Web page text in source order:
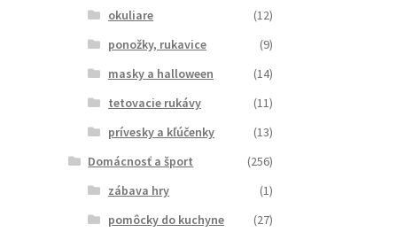
okuliare
(12)
ponožky, rukavice
(9)
masky a halloween
(14)
tetovacie rukávy
(11)
prívesky a kľúčenky
(13)
Domácnosť a šport
(256)
zábava hry
(1)
pomôcky do kuchyne
(27)